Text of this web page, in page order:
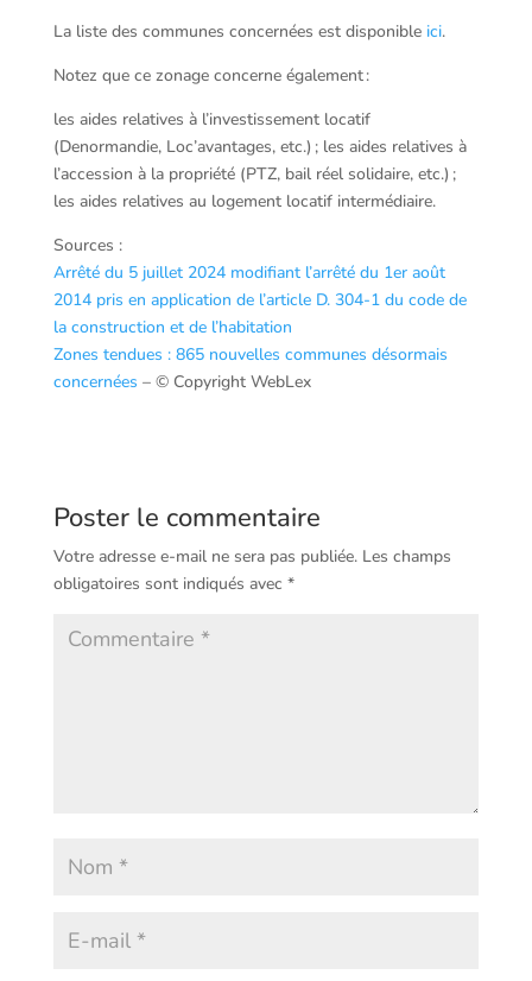
La liste des communes concernées est disponible ici.
Notez que ce zonage concerne également :
les aides relatives à l’investissement locatif
(Denormandie, Loc’avantages, etc.) ; les aides relatives à
l’accession à la propriété (PTZ, bail réel solidaire, etc.) ;
les aides relatives au logement locatif intermédiaire.
Sources :
Arrêté du 5 juillet 2024 modifiant l’arrêté du 1er août
2014 pris en application de l’article D. 304-1 du code de
la construction et de l’habitation
Zones tendues : 865 nouvelles communes désormais
concernées – © Copyright WebLex
Poster le commentaire
Votre adresse e-mail ne sera pas publiée. Les champs
obligatoires sont indiqués avec *